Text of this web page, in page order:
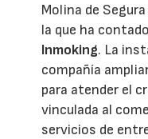
Molina de
la que ha
Inmoking. La
compañía
para atender el
vinculada al
servicios de